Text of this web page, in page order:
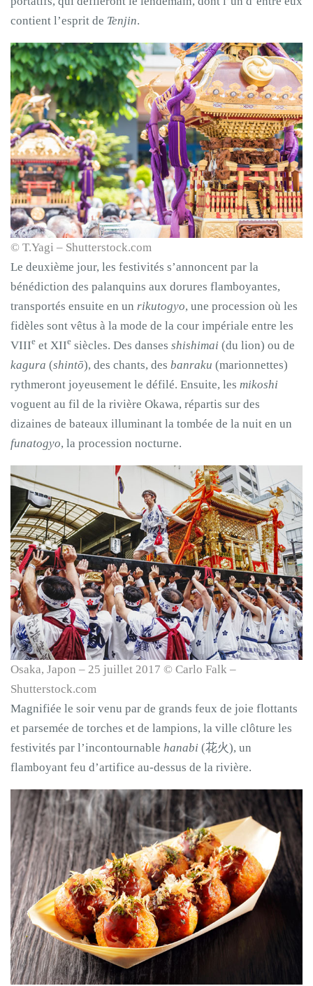
contient l’esprit de Tenjin.
© T.Yagi – Shutterstock.com
Le deuxième jour, les festivités s’annoncent par la
bénédiction des palanquins aux dorures flamboyantes,
transportés ensuite en un rikutogyo, une procession où les
fidèles sont vêtus à la mode de la cour impériale entre les
VIIIe et XIIe siècles. Des danses shishimai (du lion) ou de
kagura (shintō), des chants, des banraku (marionnettes)
rythmeront joyeusement le défilé. Ensuite, les mikoshi
voguent au fil de la rivière Okawa, répartis sur des
dizaines de bateaux illuminant la tombée de la nuit en un
funatogyo, la procession nocturne.
Osaka, Japon – 25 juillet 2017 © Carlo Falk –
Shutterstock.com
Magnifiée le soir venu par de grands feux de joie flottants
et parsemée de torches et de lampions, la ville clôture les
festivités par l’incontournable hanabi (花火), un
flamboyant feu d’artifice au-dessus de la rivière.